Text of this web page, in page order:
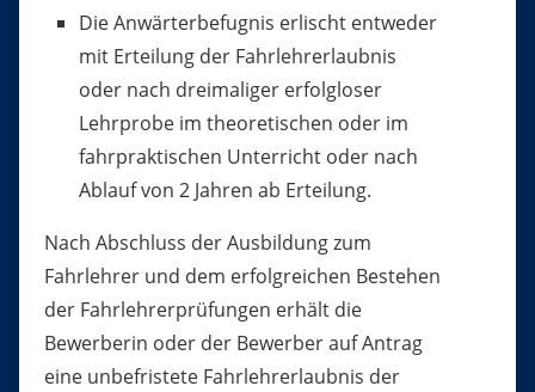
Die Anwärterbefugnis erlischt entweder
mit Erteilung der Fahrlehrerlaubnis
oder nach dreimaliger erfolgloser
Lehrprobe im theoretischen oder im
fahrpraktischen Unterricht oder nach
Ablauf von 2 Jahren ab Erteilung.
Nach Abschluss der Ausbildung zum
Fahrlehrer und dem erfolgreichen Bestehen
der Fahrlehrerprüfungen erhält die
Bewerberin oder der Bewerber auf Antrag
eine unbefristete Fahrlehrerlaubnis der